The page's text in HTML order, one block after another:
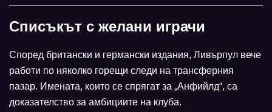
Списъкът с желани играчи
Според британски и германски издания, Ливърпул вече
работи по няколко горещи следи на трансферния
пазар. Имената, които се спрягат за „Анфийлд“, са
доказателство за амбициите на клуба.